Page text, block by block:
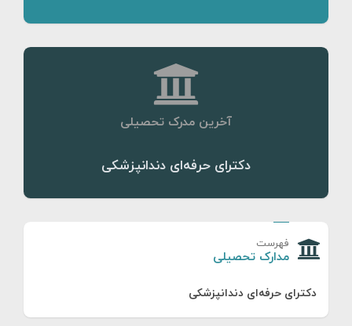
آخرین مدرک تحصیلی
دکترای حرفه‌ای دندانپزشکی
فهرست
مدارک تحصیلی
دکترای حرفه‌ای دندانپزشکی